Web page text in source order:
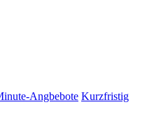
Angbebote Kurzfristig